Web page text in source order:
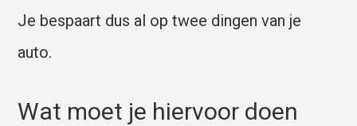
Je bespaart dus al op twee dingen van je
auto.
Wat moet je hiervoor doen